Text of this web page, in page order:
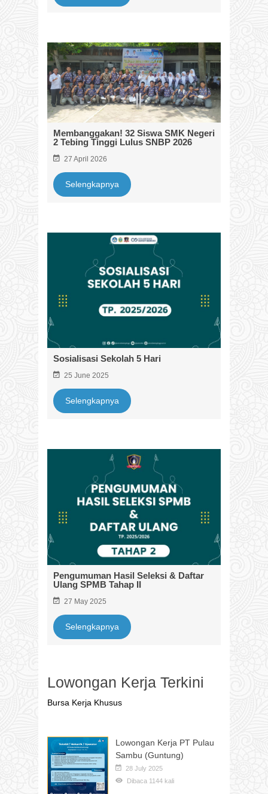
Membanggakan! 32 Siswa SMK Negeri
2 Tebing Tinggi Lulus SNBP 2026
27 April 2026
Selengkapnya
Sosialisasi Sekolah 5 Hari
25 June 2025
Selengkapnya
Pengumuman Hasil Seleksi & Daftar
Ulang SPMB Tahap II
27 May 2025
Selengkapnya
Lowongan Kerja Terkini
Bursa Kerja Khusus
Lowongan Kerja PT Pulau
Sambu (Guntung)
28 July 2025
Dibaca 1144 kali